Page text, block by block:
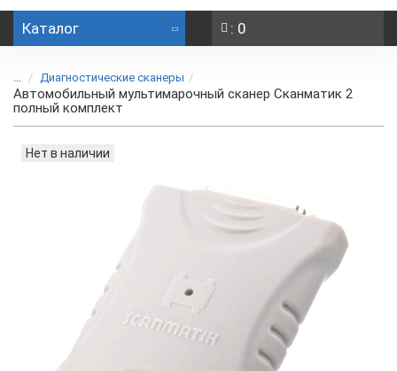
Каталог : 0
... Диагностические сканеры
Автомобильный мультимарочный сканер Сканматик 2
полный комплект
Нет в наличии